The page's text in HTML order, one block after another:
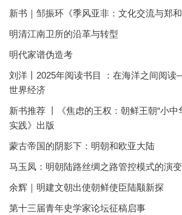
新书｜邹振环《季风亚非：文化交流与郑和
明清江南卫所的沿革与转型
明代家谱伪造考
刘洋丨2025年阅读书目 ：在海洋之间阅
世界经济
新书推荐 丨《焦虑的王权：朝鲜王朝“小中
实践》出版
蒙古帝国的阴影下：明朝和欧亚大陆
马玉凤：明朝陆路丝绸之路管控模式的演变
余辉｜明建文朝出使朝鲜使臣陆颙新探
第十三届青年史学家论坛征稿启事